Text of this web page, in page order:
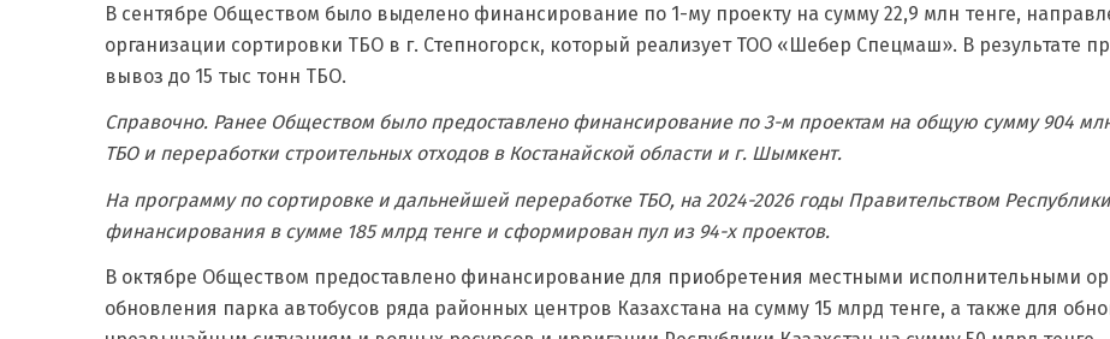
В сентябре Обществом было выделено финансирование по 1-му проекту на сумму 22,9 млн тенге,
организации сортировки ТБО в г. Степногорск, который реализует ТОО «Шебер Спецмаш». В результате
вывоз до 15 тыс тонн ТБО.
Справочно. Ранее Обществом было предоставлено финансирование по 3-м проектам на общую сумму 904
ТБО и переработки строительных отходов в Костанайской области и г. Шымкент.
На программу по сортировке и дальнейшей переработке ТБО, на 2024-2026 годы Правительством
финансирования в сумме 185 млрд тенге и сформирован пул из 94-х проектов.
В октябре Обществом предоставлено финансирование для приобретения местными исполнительными
обновления парка автобусов ряда районных центров Казахстана на сумму 15 млрд тенге, а также для